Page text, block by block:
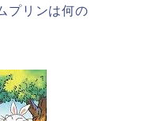
プリンは何の